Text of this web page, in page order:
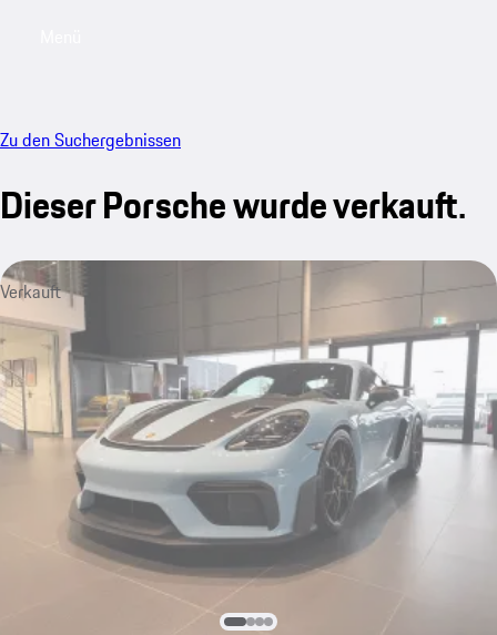
Zu den Suchergebnissen
Dieser Porsche wurde verkauft.
Verkauft